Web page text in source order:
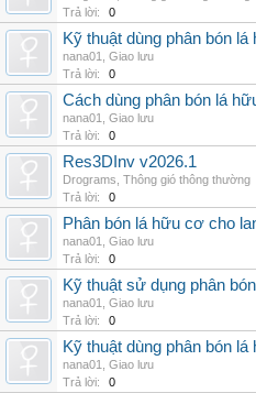
Trả lời:
0
Kỹ thuật dùng phân bón
nana01
Giao lưu
Trả lời:
0
Cách dùng phân bón lá
nana01
Giao lưu
Trả lời:
0
Res3DInv v2026.1
Drograms Thông gió thông thường
Trả lời:
0
Phân bón lá hữu cơ cho
nana01
Giao lưu
Trả lời:
0
Kỹ thuật sử dụng phân
nana01
Giao lưu
Trả lời:
0
Kỹ thuật dùng phân bón
nana01
Giao lưu
Trả lời:
0